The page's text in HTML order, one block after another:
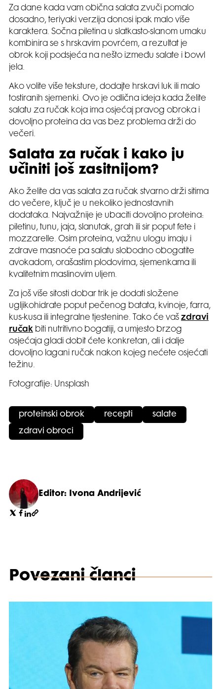
Za dane kada vam obična salata zvuči pomalo
dosadno, teriyaki verzija donosi ipak malo više
karaktera. Sočna piletina u slatkasto-slanom umaku
kombinira se s hrskavim povrćem, a rezultat je
obrok koji podsjeća na nešto između salate i bowl
jela.
Ako volite više teksture, dodajte hrskavi luk ili malo
tostiranih sjemenki. Ovo je odlična ideja kada želite
salatu za ručak koja ima osjećaj pravog obroka i
dovoljno proteina da vas bez problema drži do
večeri.
Salata za ručak i kako ju
učiniti još zasitnijom?
Ako želite da vas salata za ručak stvarno drži sitima
do večere, ključ je u nekoliko jednostavnih
dodataka. Najvažnije je ubaciti dovoljno proteina:
piletinu, tunu, jaja, slanutak, grah ili sir poput fete i
mozzarelle. Osim proteina, važnu ulogu imaju i
zdrave masnoće pa salatu slobodno obogatite
avokadom, orašastim plodovima, sjemenkama ili
kvalitetnim maslinovim uljem.
Za još više sitosti dobar trik je dodati složene
ugljikohidrate poput pečenog batata, kvinoje, farra,
kus-kusa ili integralne tjestenine. Tako će vaš zdravi
ručak biti nutritivno bogatiji, a umjesto brzog
osjećaja gladi dobit ćete konkretan, ali i dalje
dovoljno lagani ručak nakon kojeg nećete osjećati
težinu.
Fotografije: Unsplash
proteinski obrok recepti salate
zdravi obroci
Editor: Ivona Andrijević
Povezani članci